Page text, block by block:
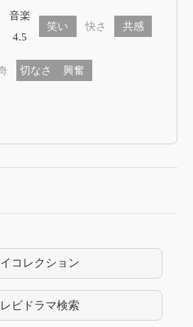
音楽
4.5
笑い 快さ 共感
切なさ 興奮
コレクション
ビドラマ検索